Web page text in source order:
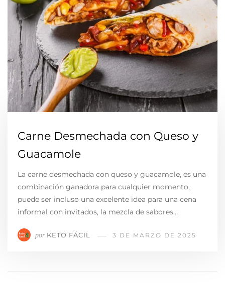
Carne Desmechada con Queso y
Guacamole
La carne desmechada con queso y guacamole, es una
combinación ganadora para cualquier momento,
puede ser incluso una excelente idea para una cena
informal con invitados, la mezcla de sabores…
por KETO FÁCIL 3 DE MARZO DE 2025